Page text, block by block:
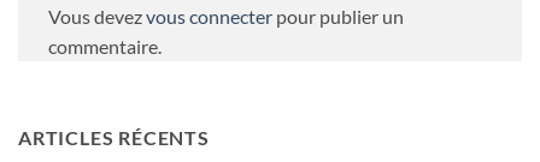
Vous devezvous connecter pour publier un
commentaire.
ARTICLES RÉCENTS